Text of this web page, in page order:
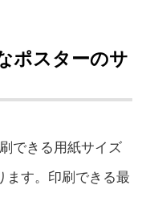
ポスターのサ
できる用紙サイズ
す。印刷できる最